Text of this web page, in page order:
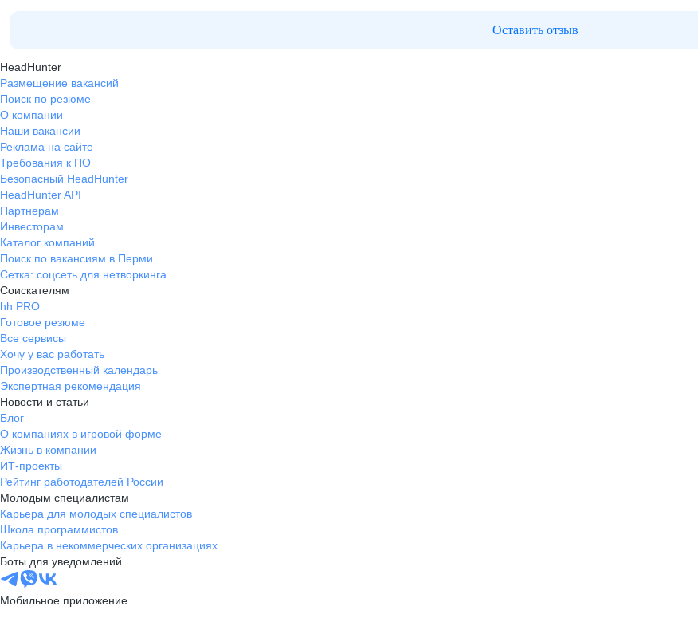
Оставить отзыв
HeadHunter
Размещение вакансий
Поиск по резюме
О компании
Наши вакансии
Реклама на сайте
Требования к ПО
Безопасный HeadHunter
HeadHunter API
Партнерам
Инвесторам
Каталог компаний
Поиск по вакансиям в Перми
Сетка: соцсеть для нетворкинга
Соискателям
hh PRO
Готовое резюме
Все сервисы
Хочу у вас работать
Производственный календарь
Экспертная рекомендация
Новости и статьи
Блог
О компаниях в игровой форме
Жизнь в компании
ИТ-проекты
Рейтинг работодателей России
Молодым специалистам
Карьера для молодых специалистов
Школа программистов
Карьера в некоммерческих организациях
Боты для уведомлений
Мобильное приложение